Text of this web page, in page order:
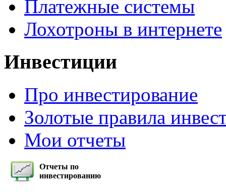
Платежные системы
Лохотроны в интернете
Инвестиции
Про инвестирование
Золотые правила
Мои отчеты
Отчеты по
инвестированию